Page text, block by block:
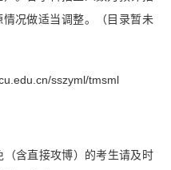
况做适当调整。（目录暂未
sszyml/tmsml
含直接攻博）的考生请及时